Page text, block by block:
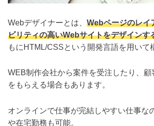
Webデザイナーとは、 Webページのレイ
ビリティの高いWebサイトをデザインす
もにHTML/CSSという開発言語を用いて
WEB制作会社から案件を受注したり、
をもらえる場合もあります。
オンラインで仕事が完結しやすい仕事な
や在宅勤務も可能。